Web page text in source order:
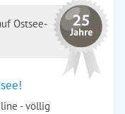
Ostsee-
- völlig